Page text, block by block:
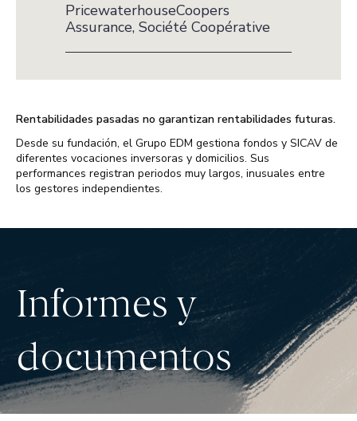
PricewaterhouseCoopers
Assurance, Société Coopérative
Rentabilidades pasadas no garantizan rentabilidades futuras.
Desde su fundación, el Grupo EDM gestiona fondos y SICAV de
diferentes vocaciones inversoras y domicilios. Sus
performances registran periodos muy largos, inusuales entre
los gestores independientes.
Informes y
documentos